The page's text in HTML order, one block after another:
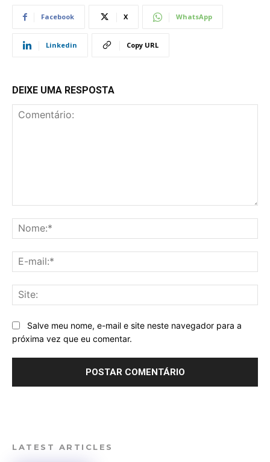
Facebook X WhatsApp
Linkedin Copy URL
DEIXE UMA RESPOSTA
Salve meu nome, e-mail e site neste navegador para a
próxima vez que eu comentar.
LATEST ARTICLES